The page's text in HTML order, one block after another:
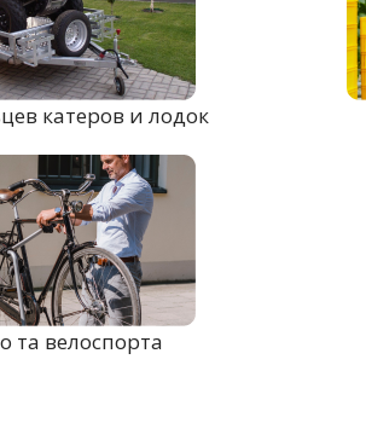
катеров и лодок
та велоспорта